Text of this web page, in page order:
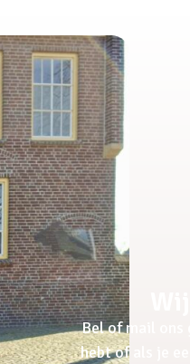
Bel of mail ons
hebt of als je